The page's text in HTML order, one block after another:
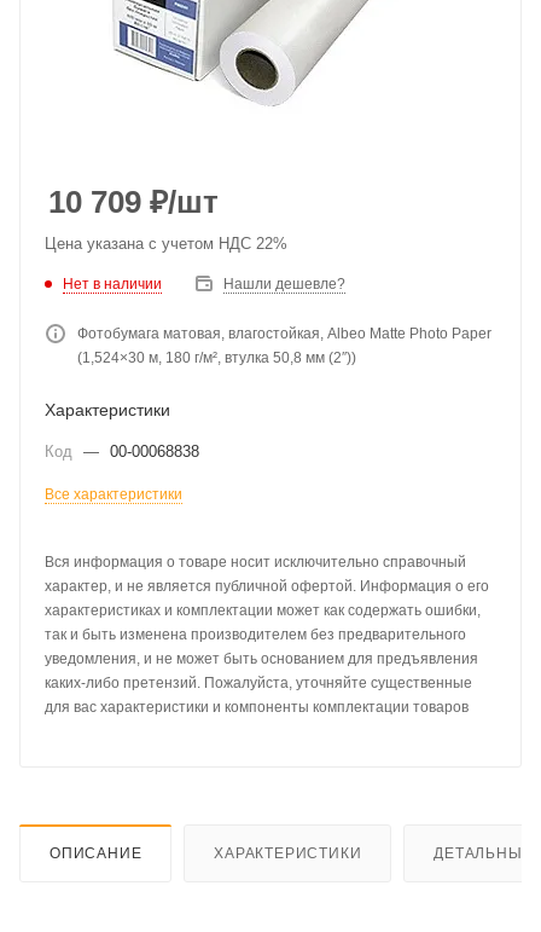
10 709 ₽/шт
Цена указана с учетом НДС 22%
Нет в наличии Нашли дешевле?
Фотобумага матовая, влагостойкая, Albeo Mattе Photo Paper
(1,524×30 м, 180 г/м², втулка 50,8 мм (2″))
Характеристики
Код — 00-00068838
Все характеристики
Вся информация о товаре носит исключительно справочный
характер, и не является публичной офертой. Информация о его
характеристиках и комплектации может как содержать ошибки,
так и быть изменена производителем без предварительного
уведомления, и не может быть основанием для предъявления
каких-либо претензий. Пожалуйста, уточняйте существенные
для вас характеристики и компоненты комплектации товаров
ОПИСАНИЕ ХАРАКТЕРИСТИКИ ДЕТАЛЬНЫЕ